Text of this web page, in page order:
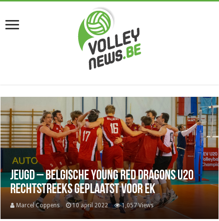
Jeugd – Belgische Young Red Dragons U20
rechtstreeks geplaatst voor EK
Marcel Coppens 10 april 2022 1,057 Views